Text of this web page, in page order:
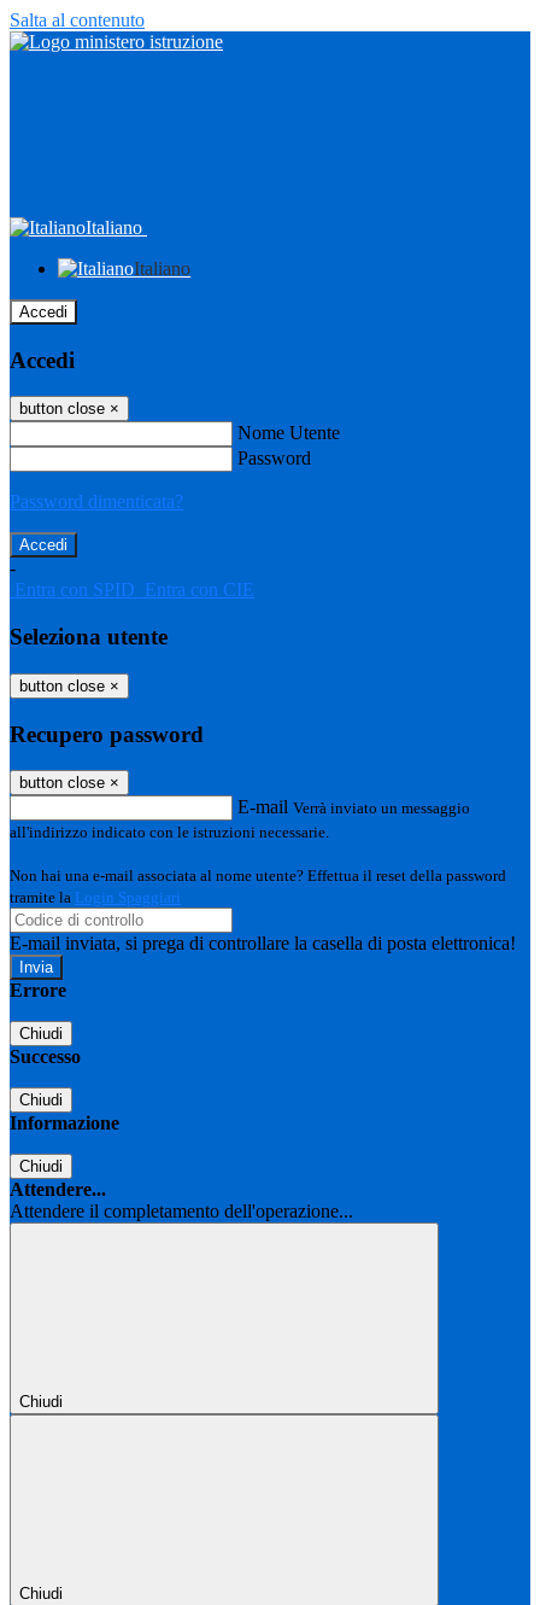
Salta al contenuto
Italiano
Italiano
Accedi
Accedi
button close ×
Nome Utente
Password
Password dimenticata?
-
Entra con SPID Entra con CIE
Seleziona utente
button close ×
Recupero password
button close ×
E-mail Verrà inviato un messaggio
all'indirizzo indicato con le istruzioni necessarie.
Non hai una e-mail associata al nome utente? Effettua il reset della password
tramite la Login Spaggiari
E-mail inviata, si prega di controllare la casella di posta elettronica!
Errore
Chiudi
Successo
Chiudi
Informazione
Chiudi
Attendere...
Attendere il completamento dell'operazione...
Chiudi
Chiudi